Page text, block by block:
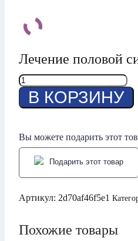
Лечение половой
Количество
товара
половой
М
и
Ж
В КОРЗИНУ
Вы можете подарить этот
Подарить этот товар
Артикул: 2d70af46f5e1
Похожие товары